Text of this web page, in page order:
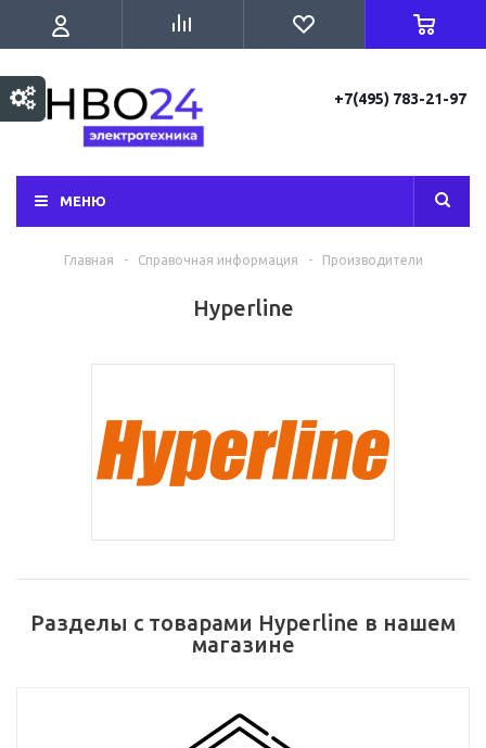
+7(495) 783-21-97
МЕНЮ
Главная - Справочная информация - Производители
Hyperline
Разделы с товарами Hyperline в нашем
магазине